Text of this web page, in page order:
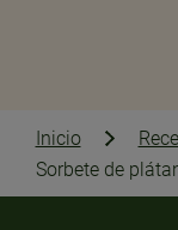
Inicio
Sorbete de